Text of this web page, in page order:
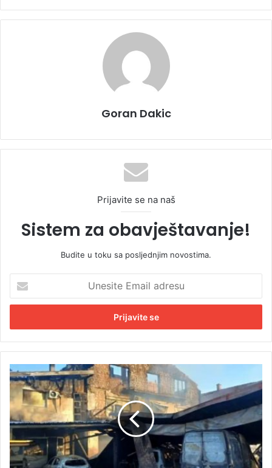
Goran Dakic
Prijavite se na naš
Sistem za obavještavanje!
Budite u toku sa posljednjim novostima.
e
i
t
E
m
i
l
a
d
r
U
h
p
š
e
n
o